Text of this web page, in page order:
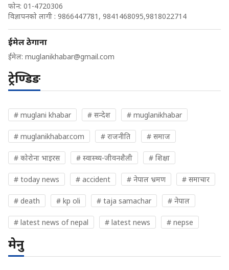
फोन: 01-4720306
विज्ञापनको लागी : 9866447781, 9841468095,9818022714
ईमेल ठेगाना
ईमेल: muglanikhabar@gmail.com
ट्रेण्डिङ
# muglani khabar # सन्देश # muglanikhabar
# muglanikhabar.com # राजनीति # समाज
# कोरोना भाइरस # स्वास्थ्य-जीवनशैली # शिक्षा
# today news # accident # नेपाल भ्रमण # समाचार
# death # kp oli # taja samachar # नेपाल
# latest news of nepal # latest news # nepse
मेनु